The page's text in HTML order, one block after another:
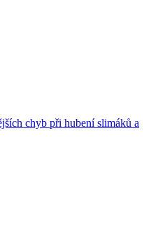
chyb při hubení slimáků a